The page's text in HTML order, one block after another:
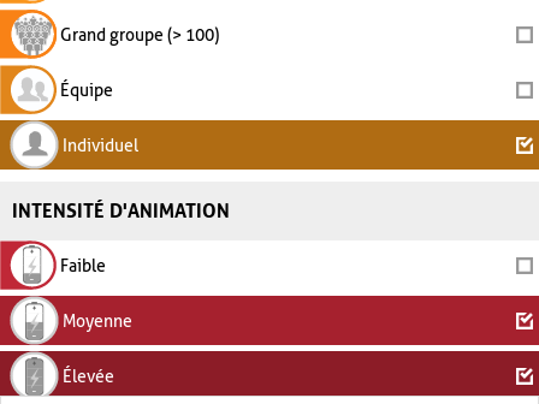
Grand groupe (> 100)
Équipe
Individuel
INTENSITÉ D'ANIMATION
Faible
Moyenne
Élevée